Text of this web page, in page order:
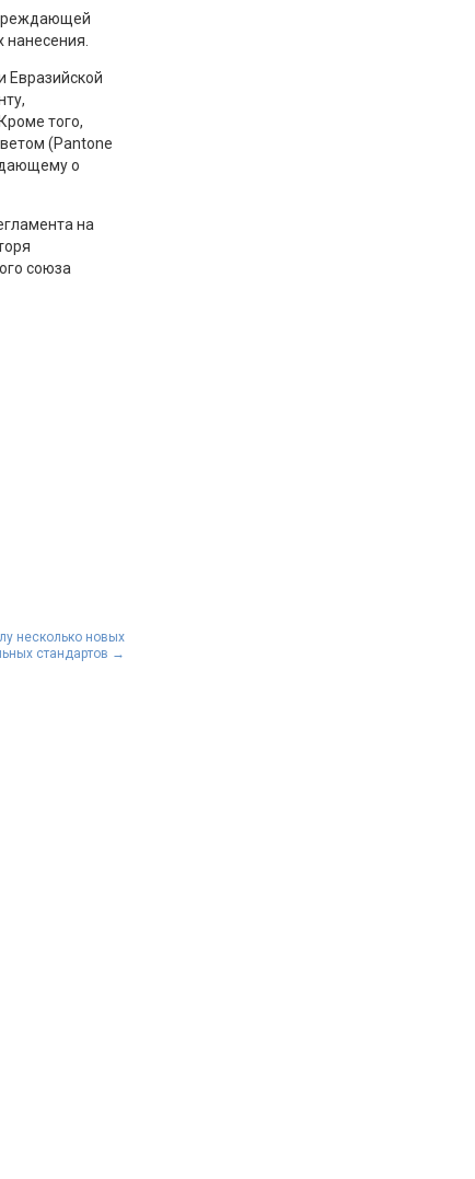
Евразийской
того,
(Pantone
о
на
союза
несколько новых
стандартов →